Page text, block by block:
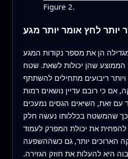
Figure 2.
יותר לחץ אומר יותר מגע
הן את מספר נקודות המגע
הממוצע שהן יכולות לשאת. שטח
ריבועים מתחילים להשתתף
אם כי רובם עדיין נושאים רמות
עם זאת, השיאים הגסים נמעכים
שהמשטח בכללותו נעשה חלק
להפחית את יכולת המפרק לעמוד
הארוכים יותר, גם כשההשפעה
היא להעלות את חוזק הגזירה.